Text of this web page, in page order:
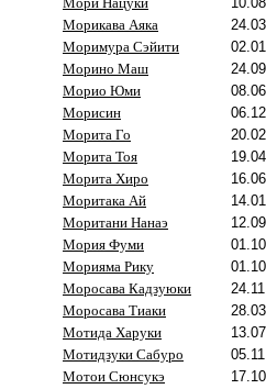
Морикава Аяка
Моримура Сэйити
Морино Маш
Морио Юми
Морисин
Морита Го
Морита Тоя
Морита Хиро
Моритака Ай
Моритани Нанаэ
Мория Фуми
Морияма Рику
Моросава Кадзуюки
Моросава Тиаки
Мотида Харуки
Мотидзуки Сабуро
Мотои Сюнсукэ